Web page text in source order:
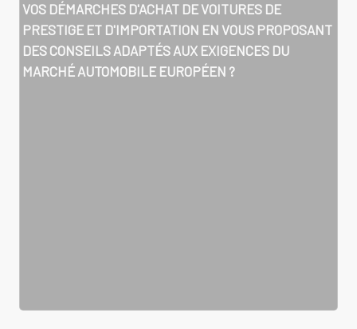
VOS DÉMARCHES D'ACHAT DE VOITURES DE
PRESTIGE ET D'IMPORTATION EN VOUS PROPOSANT
DES CONSEILS ADAPTÉS AUX EXIGENCES DU
MARCHÉ AUTOMOBILE EUROPÉEN ?